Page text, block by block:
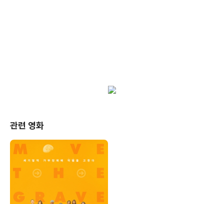
관련 영화